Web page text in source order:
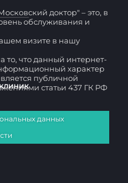
доктор" – это, в
обслуживания и
визите в нашу
то, что данный интернет-
характер
публичной
статьи 437 ГК РФ
данных